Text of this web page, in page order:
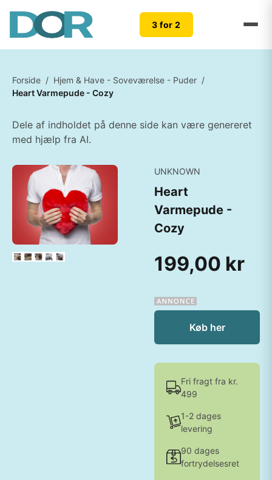
3 for 2
Forside / Hjem & Have - Soveværelse - Puder /
Heart Varmepude - Cozy
Dele af indholdet på denne side kan være genereret
med hjælp fra AI.
UNKNOWN
Heart
Varmepude -
Cozy
199,00 kr
Køb her
Fri fragt fra kr.
499
1-2 dages
levering
90 dages
fortrydelsesret